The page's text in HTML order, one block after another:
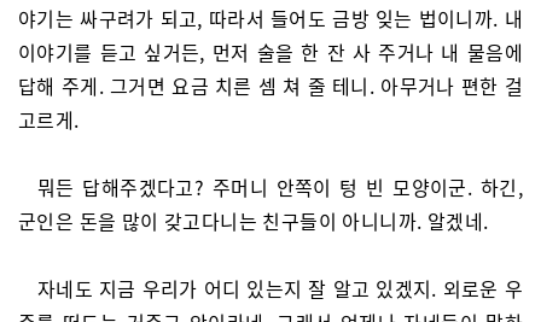
야기는 싸구려가 되고, 따라서 들어도 금방 잊는 법이니까. 내
이야기를 듣고 싶거든, 먼저 술을 한 잔 사 주거나 내 물음에
답해 주게. 그거면 요금 치른 셈 쳐 줄 테니. 아무거나 편한 걸
고르게.
뭐든 답해주겠다고? 주머니 안쪽이 텅 빈 모양이군. 하긴,
군인은 돈을 많이 갖고다니는 친구들이 아니니까. 알겠네.
자네도 지금 우리가 어디 있는지 잘 알고 있겠지. 외로운 우